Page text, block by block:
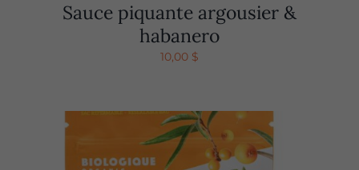
Sauce piquante argousier &
habanero
10,00 $